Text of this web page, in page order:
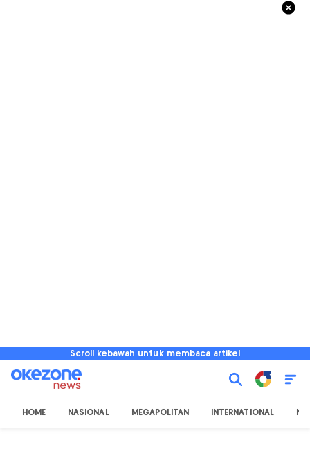
Scroll kebawah untuk membaca artikel
HOME NASIONAL MEGAPOLITAN INTERNATIONAL